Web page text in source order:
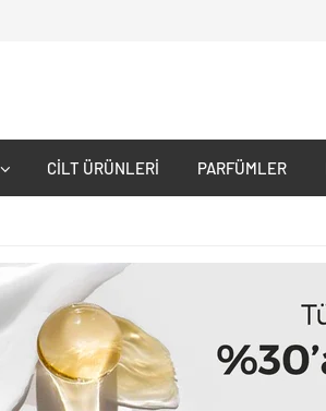
CILT ÜRÜNLERI PARFÜMLER